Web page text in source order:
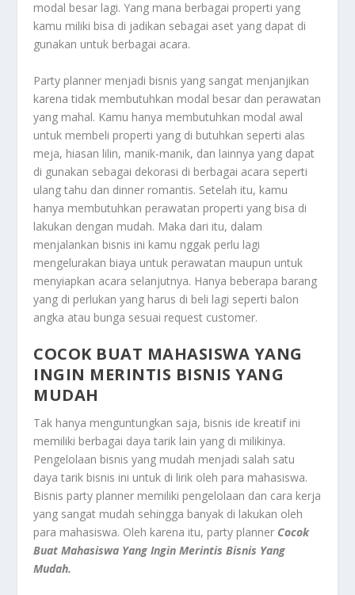
modal besar lagi. Yang mana berbagai properti yang
kamu miliki bisa di jadikan sebagai aset yang dapat di
gunakan untuk berbagai acara.
Party planner menjadi bisnis yang sangat menjanjikan
karena tidak membutuhkan modal besar dan perawatan
yang mahal. Kamu hanya membutuhkan modal awal
untuk membeli properti yang di butuhkan seperti alas
meja, hiasan lilin, manik-manik, dan lainnya yang dapat
di gunakan sebagai dekorasi di berbagai acara seperti
ulang tahu dan dinner romantis. Setelah itu, kamu
hanya membutuhkan perawatan properti yang bisa di
lakukan dengan mudah. Maka dari itu, dalam
menjalankan bisnis ini kamu nggak perlu lagi
mengelurakan biaya untuk perawatan maupun untuk
menyiapkan acara selanjutnya. Hanya beberapa barang
yang di perlukan yang harus di beli lagi seperti balon
angka atau bunga sesuai request customer.
COCOK BUAT MAHASISWA YANG
INGIN MERINTIS BISNIS YANG
MUDAH
Tak hanya menguntungkan saja, bisnis ide kreatif ini
memiliki berbagai daya tarik lain yang di milikinya.
Pengelolaan bisnis yang mudah menjadi salah satu
daya tarik bisnis ini untuk di lirik oleh para mahasiswa.
Bisnis party planner memiliki pengelolaan dan cara kerja
yang sangat mudah sehingga banyak di lakukan oleh
para mahasiswa. Oleh karena itu, party planner Cocok
Buat Mahasiswa Yang Ingin Merintis Bisnis Yang
Mudah.